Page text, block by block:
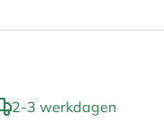
2-3 werkdagen